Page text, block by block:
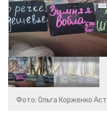
Фото: Ольга Корженко